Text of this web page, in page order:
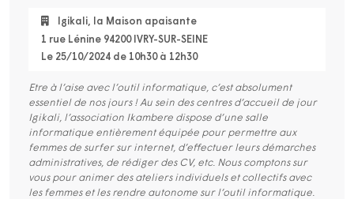
Igikali, la Maison apaisante
1 rue Lénine 94200 IVRY-SUR-SEINE
Le 25/10/2024 de 10h30 à 12h30
Etre à l’aise avec l’outil informatique, c’est absolument
essentiel de nos jours ! Au sein des centres d’accueil de jour
Igikali, l’association Ikambere dispose d’une salle
informatique entièrement équipée pour permettre aux
femmes de surfer sur internet, d’effectuer leurs démarches
administratives, de rédiger des CV, etc. Nous comptons sur
vous pour animer des ateliers individuels et collectifs avec
les femmes et les rendre autonome sur l’outil informatique.